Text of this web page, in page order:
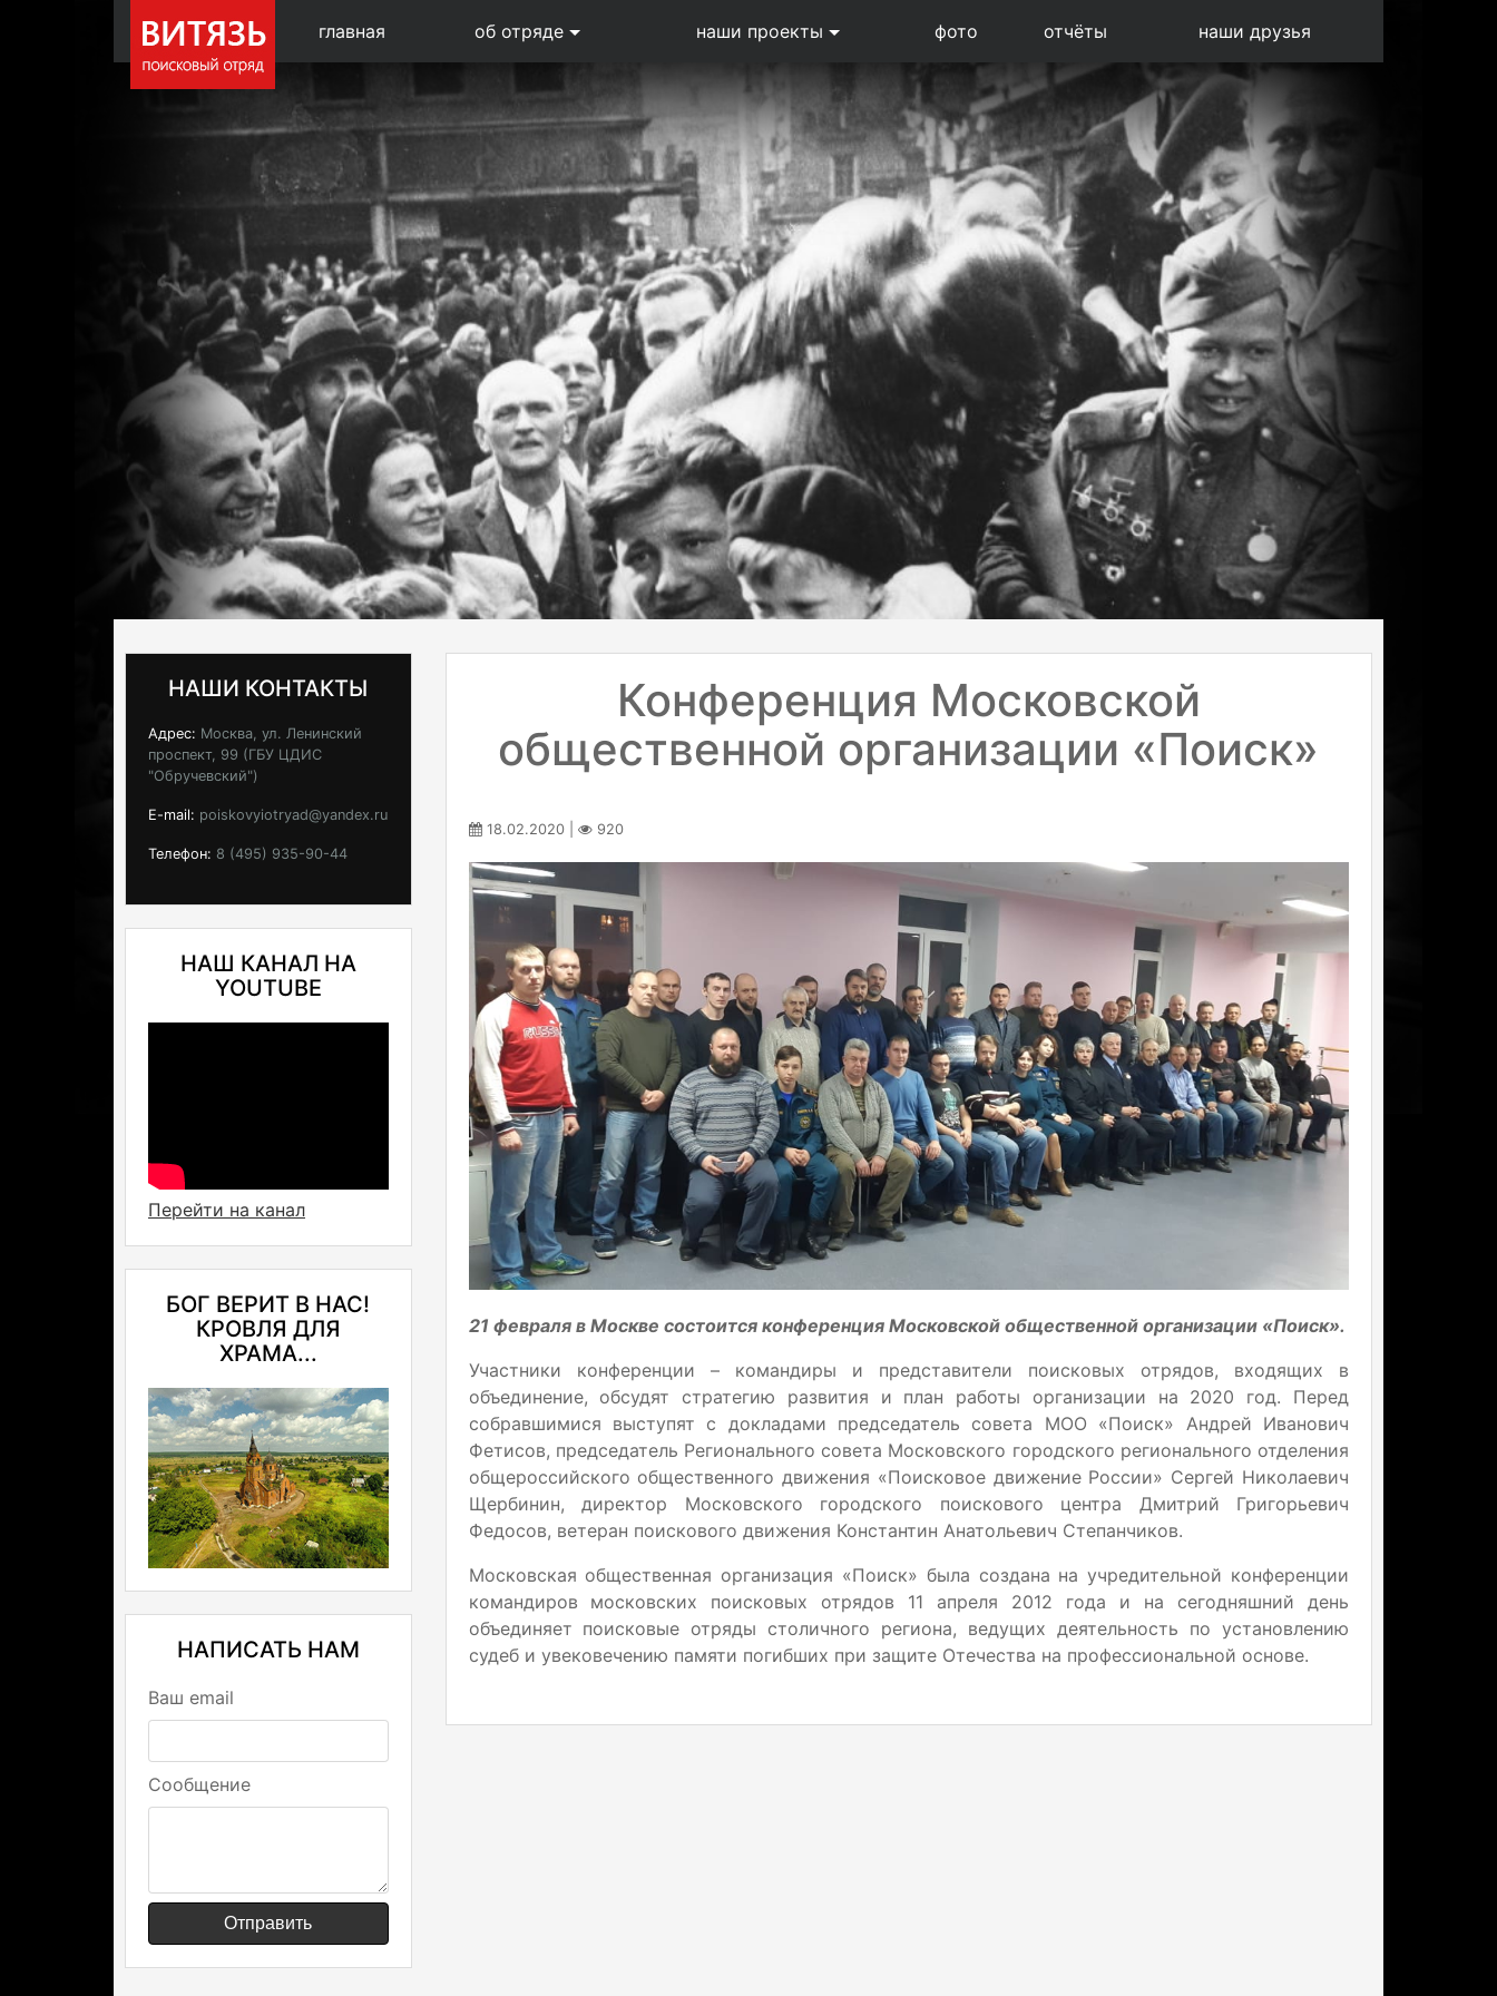
главная об отряде наши проекты фото отчёты наши друзья
НАШИ КОНТАКТЫ
Адрес: Москва, ул. Ленинский
проспект, 99 (ГБУ ЦДИС
"Обручевский")
E-mail: poiskovyiotryad@yandex.ru
Телефон: 8 (495) 935-90-44
НАШ КАНАЛ НА
YOUTUBE
Перейти на канал
БОГ ВЕРИТ В НАС!
КРОВЛЯ ДЛЯ
ХРАМА...
НАПИСАТЬ НАМ
Ваш email
Сообщение
Отправить
Конференция Московской
общественной организации «Поиск»
18.02.2020 | 920
21 февраля в Москве состоится конференция Московской общественной организации «Поиск».
Участники конференции – командиры и представители поисковых отрядов, входящих в
объединение, обсудят стратегию развития и план работы организации на 2020 год. Перед
собравшимися выступят с докладами председатель совета МОО «Поиск» Андрей Иванович
Фетисов, председатель Регионального совета Московского городского регионального отделения
общероссийского общественного движения «Поисковое движение России» Сергей Николаевич
Щербинин, директор Московского городского поискового центра Дмитрий Григорьевич
Федосов, ветеран поискового движения Константин Анатольевич Степанчиков.
Московская общественная организация «Поиск» была создана на учредительной конференции
командиров московских поисковых отрядов 11 апреля 2012 года и на сегодняшний день
объединяет поисковые отряды столичного региона, ведущих деятельность по установлению
судеб и увековечению памяти погибших при защите Отечества на профессиональной основе.